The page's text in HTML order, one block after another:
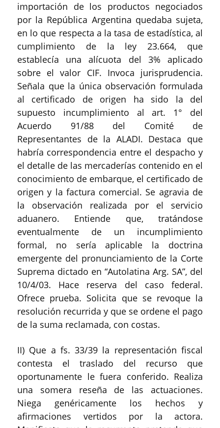
importación de los productos negociados
por la República Argentina quedaba sujeta,
en lo que respecta a la tasa de estadística, al
cumplimiento de la ley 23.664, que
establecía una alícuota del 3% aplicado
sobre el valor CIF. Invoca jurisprudencia.
Señala que la única observación formulada
al certificado de origen ha sido la del
supuesto incumplimiento al art. 1° del
Acuerdo 91/88 del Comité de
Representantes de la ALADI. Destaca que
habría correspondencia entre el despacho y
el detalle de las mercaderías contenido en el
conocimiento de embarque, el certificado de
origen y la factura comercial. Se agravia de
la observación realizada por el servicio
aduanero. Entiende que, tratándose
eventualmente de un incumplimiento
formal, no sería aplicable la doctrina
emergente del pronunciamiento de la Corte
Suprema dictado en “Autolatina Arg. SA”, del
10/4/03. Hace reserva del caso federal.
Ofrece prueba. Solicita que se revoque la
resolución recurrida y que se ordene el pago
de la suma reclamada, con costas.
II) Que a fs. 33/39 la representación fiscal
contesta el traslado del recurso que
oportunamente le fuera conferido. Realiza
una somera reseña de las actuaciones.
Niega genéricamente los hechos y
afirmaciones vertidos por la actora.